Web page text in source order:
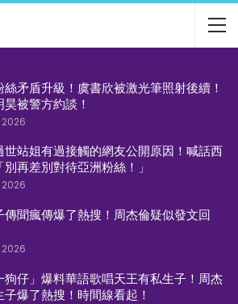
絲矛盾升級！虞書欣被激光筆照射後續！
被警方約談！
世站姐有過接觸的網友公開原因！喊話西
再差別對待亞洲粉絲！」
傳聞瘋傳爆了熱搜！周杰倫疑似發文回
狗仔」爆料華語歌唱天王有私生子！周杰
子爆了熱搜！時間線看起！